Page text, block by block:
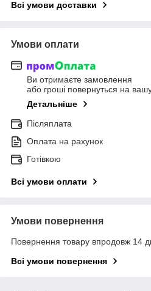
Всі умови доставки
Умови оплати
Ви отримаєте замовлення
або гроші повернуться на
Детальніше
Післяплата
Оплата на рахунок
Готівкою
Всі умови оплати
Умови повернення
Повернення товару впродовж 14
Всі умови повернення